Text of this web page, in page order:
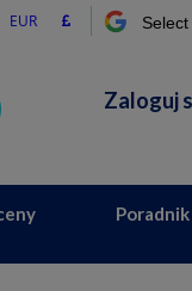
Zaloguj
Poradnik